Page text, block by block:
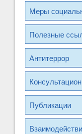
Меры
Полезные
Антитеррор
Публикации